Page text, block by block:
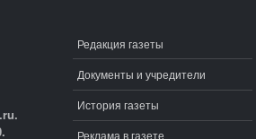
Редакция газеты
Документы и учредители
История газеты
Реклама в газете